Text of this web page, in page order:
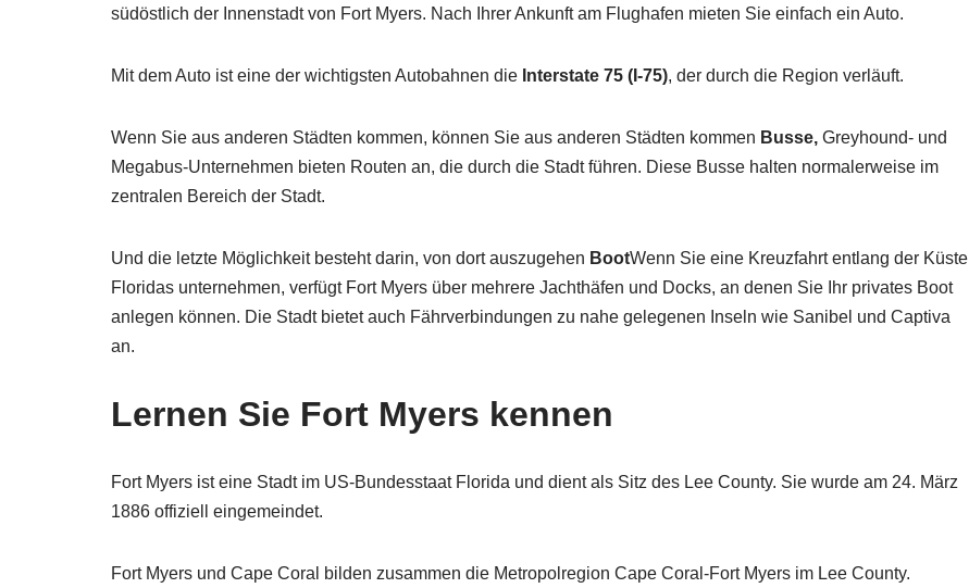
südöstlich der Innenstadt von Fort Myers. Nach Ihrer Ankunft am Flughafen mieten Sie einfach ein Auto.
Mit dem Auto ist eine der wichtigsten Autobahnen die Interstate 75 (I-75), der durch die Region verläuft.
Wenn Sie aus anderen Städten kommen, können Sie aus anderen Städten kommen Busse, Greyhound- und
Megabus-Unternehmen bieten Routen an, die durch die Stadt führen. Diese Busse halten normalerweise im
zentralen Bereich der Stadt.
Und die letzte Möglichkeit besteht darin, von dort auszugehen BootWenn Sie eine Kreuzfahrt entlang der Küste
Floridas unternehmen, verfügt Fort Myers über mehrere Jachthäfen und Docks, an denen Sie Ihr privates Boot
anlegen können. Die Stadt bietet auch Fährverbindungen zu nahe gelegenen Inseln wie Sanibel und Captiva
an.
Lernen Sie Fort Myers kennen
Fort Myers ist eine Stadt im US-Bundesstaat Florida und dient als Sitz des Lee County. Sie wurde am 24. März
1886 offiziell eingemeindet.
Fort Myers und Cape Coral bilden zusammen die Metropolregion Cape Coral-Fort Myers im Lee County.